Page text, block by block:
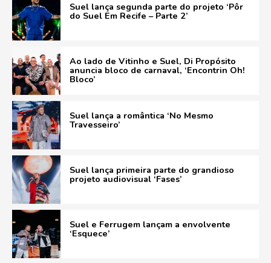
Suel lança segunda parte do projeto ‘Pôr
do Suel Em Recife – Parte 2’
Ao lado de Vitinho e Suel, Di Propósito
anuncia bloco de carnaval, ‘Encontrin Oh!
Bloco’
Suel lança a romântica ‘No Mesmo
Travesseiro’
Suel lança primeira parte do grandioso
projeto audiovisual ‘Fases’
Suel e Ferrugem lançam a envolvente
‘Esquece’